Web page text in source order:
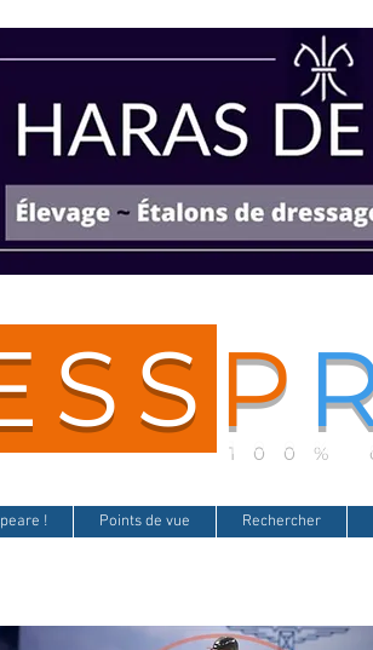
P
100%
! Points de vue Rechercher